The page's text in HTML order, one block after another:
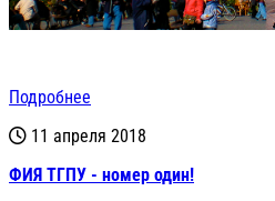
Подробнее
11 апреля 2018
ФИЯ ТГПУ - номер один!